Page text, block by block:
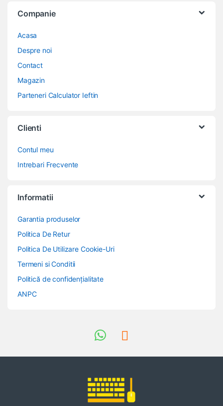
Companie
Acasa
Despre noi
Contact
Magazin
Parteneri Calculator Ieftin
Clienti
Contul meu
Intrebari Frecvente
Informatii
Garantia produselor
Politica De Retur
Politica De Utilizare Cookie-Uri
Termeni si Conditii
Politică de confidențialitate
ANPC